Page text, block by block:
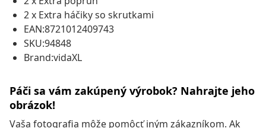
2 x Extra háčiky so skrutkami
EAN:8721012409743
SKU:94848
Brand:vidaXL
Páči sa vám zakúpený výrobok? Nahrajte jeho
obrázok!
Vaša fotografia môže pomôcť iným zákazníkom. Ak